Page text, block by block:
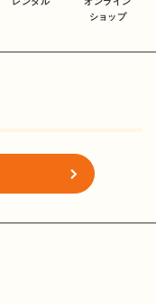
ショップ